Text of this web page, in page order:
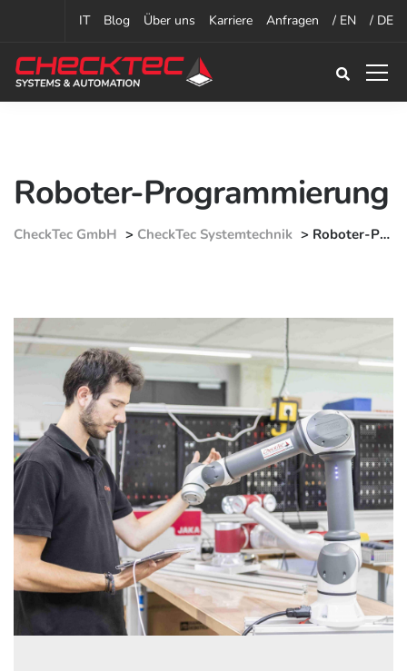
IT Blog Über uns Karriere Anfragen / EN / DE
Roboter-Programmierung
CheckTec GmbH > CheckTec Systemtechnik > Roboter-Programmierung